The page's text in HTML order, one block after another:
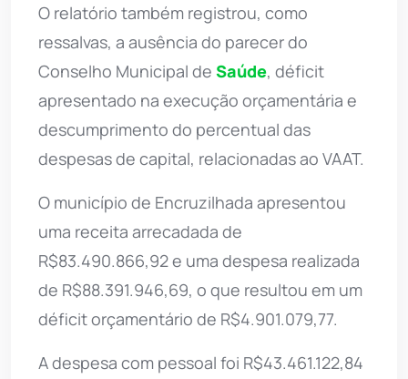
O relatório também registrou, como
ressalvas, a ausência do parecer do
Conselho Municipal de Saúde, déficit
apresentado na execução orçamentária e
descumprimento do percentual das
despesas de capital, relacionadas ao VAAT.
O município de Encruzilhada apresentou
uma receita arrecadada de
R$83.490.866,92 e uma despesa realizada
de R$88.391.946,69, o que resultou em um
déficit orçamentário de R$4.901.079,77.
A despesa com pessoal foi R$43.461.122,84